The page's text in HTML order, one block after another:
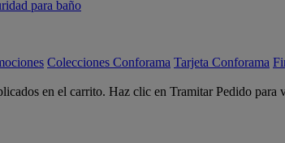
para baño
Colecciones Conforama Tarjeta Conforama
en el carrito. Haz clic en Tramitar Pedido para